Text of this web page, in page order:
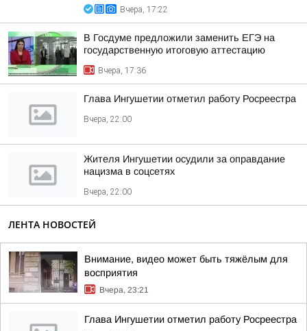
Вчера, 17:22
В Госдуме предложили заменить ЕГЭ на
государственную итоговую аттестацию
Вчера, 17:36
Глава Ингушетии отметил работу Росреестра
Вчера, 22:00
Жителя Ингушетии осудили за оправдание
нацизма в соцсетях
Вчера, 22:00
ЛЕНТА НОВОСТЕЙ
Внимание, видео может быть тяжёлым для
восприятия
Вчера, 23:21
Глава Ингушетии отметил работу Росреестра